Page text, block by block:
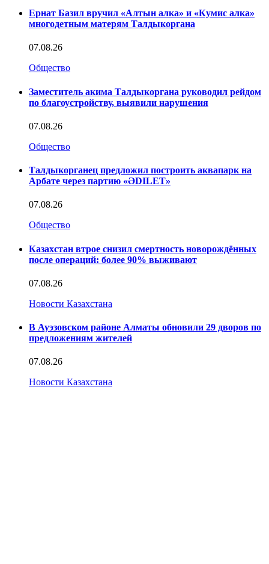
Ернат Базил вручил «Алтын алка» и «Кумис алка»
многодетным матерям Талдыкоргана
07.08.26
Общество
Заместитель акима Талдыкоргана руководил рейдом
по благоустройству, выявили нарушения
07.08.26
Общество
Талдыкорганец предложил построить аквапарк на
Арбате через партию «ӘDILET»
07.08.26
Общество
Казахстан втрое снизил смертность новорождённых
после операций: более 90% выживают
07.08.26
Новости Казахстана
В Ауэзовском районе Алматы обновили 29 дворов по
предложениям жителей
07.08.26
Новости Казахстана